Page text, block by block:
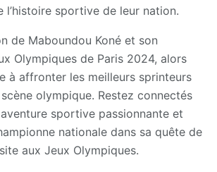
l’histoire sportive de leur nation.
de Maboundou Koné et son
Olympiques de Paris 2024, alors
à affronter les meilleurs sprinteurs
olympique. Restez connectés
sportive passionnante et
nationale dans sa quête de
aux Jeux Olympiques.